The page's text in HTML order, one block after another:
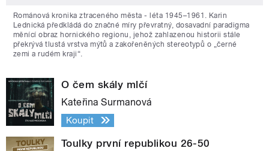
Románová kronika ztraceného města - léta 1945–1961. Karin
Lednická předkládá do značné míry převratný, dosavadní paradigma
měnící obraz hornického regionu, jehož zahlazenou historii stále
překrývá tlustá vrstva mýtů a zakořeněných stereotypů o „černé
zemi a rudém kraji“.
O čem skály mlčí
Kateřina Surmanová
Koupit
Toulky první republikou 26-50